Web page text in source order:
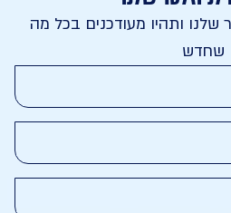
מעודכנים בכל מה